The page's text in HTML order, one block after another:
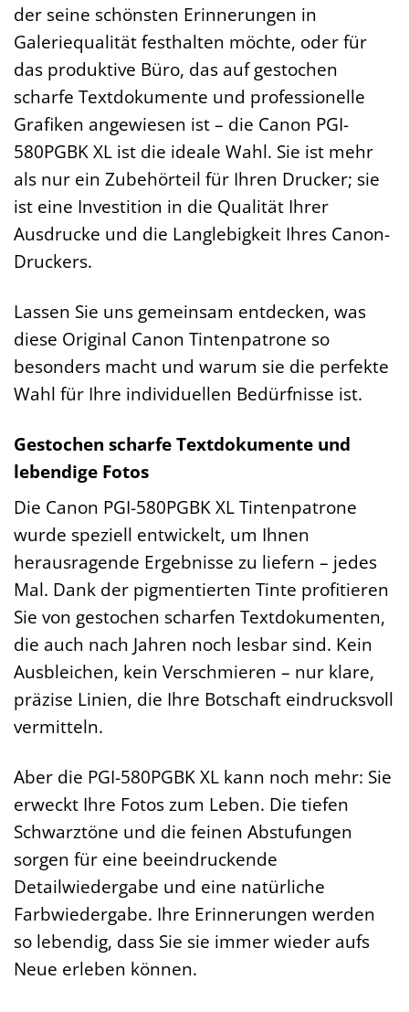
der seine schönsten Erinnerungen in
Galeriequalität festhalten möchte, oder für
das produktive Büro, das auf gestochen
scharfe Textdokumente und professionelle
Grafiken angewiesen ist – die Canon PGI-
580PGBK XL ist die ideale Wahl. Sie ist mehr
als nur ein Zubehörteil für Ihren Drucker; sie
ist eine Investition in die Qualität Ihrer
Ausdrucke und die Langlebigkeit Ihres Canon-
Druckers.
Lassen Sie uns gemeinsam entdecken, was
diese Original Canon Tintenpatrone so
besonders macht und warum sie die perfekte
Wahl für Ihre individuellen Bedürfnisse ist.
Gestochen scharfe Textdokumente und
lebendige Fotos
Die Canon PGI-580PGBK XL Tintenpatrone
wurde speziell entwickelt, um Ihnen
herausragende Ergebnisse zu liefern – jedes
Mal. Dank der pigmentierten Tinte profitieren
Sie von gestochen scharfen Textdokumenten,
die auch nach Jahren noch lesbar sind. Kein
Ausbleichen, kein Verschmieren – nur klare,
präzise Linien, die Ihre Botschaft eindrucksvoll
vermitteln.
Aber die PGI-580PGBK XL kann noch mehr: Sie
erweckt Ihre Fotos zum Leben. Die tiefen
Schwarztöne und die feinen Abstufungen
sorgen für eine beeindruckende
Detailwiedergabe und eine natürliche
Farbwiedergabe. Ihre Erinnerungen werden
so lebendig, dass Sie sie immer wieder aufs
Neue erleben können.